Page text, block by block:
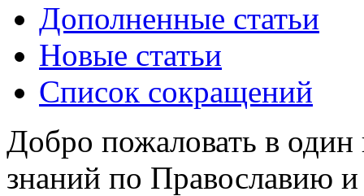
Дополненные статьи
Новые статьи
Список сокращений
Добро пожаловать в
знаний по Православию